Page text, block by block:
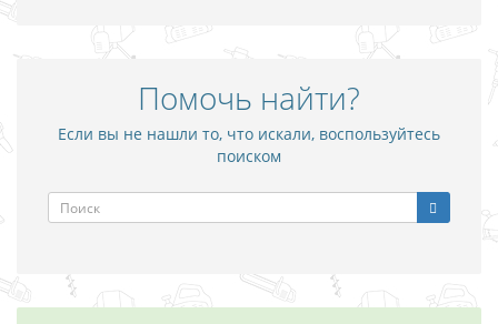
Помочь найти?
Если вы не нашли то, что искали, воспользуйтесь
поиском